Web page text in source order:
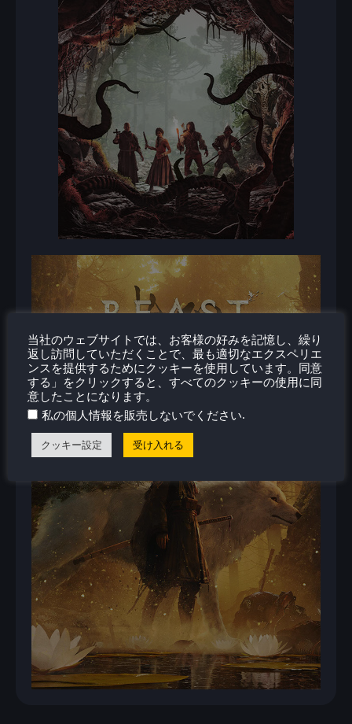
当社のウェブサイトでは、お客様の好みを記憶し、繰り
返し訪問していただくことで、最も適切なエクスペリエ
ンスを提供するためにクッキーを使用しています。同意
する」をクリックすると、すべてのクッキーの使用に同
意したことになります。
私の個人情報を販売しないでください.
クッキー設定 受け入れる